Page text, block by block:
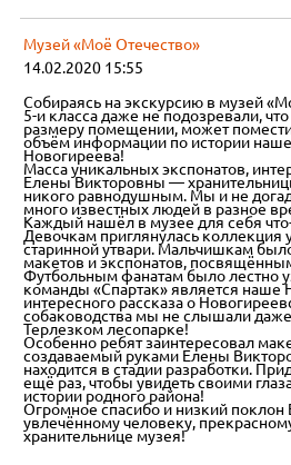
Музей «Моё Отечество»
14.02.2020 15:55
Собираясь на экскурсию в музей
5-и класса даже не подозревали,
размеру помещении, может
объём информации по истории
Новогиреева!
Масса уникальных экспонатов,
Елены Викторовны —
никого равнодушным. Мы и не
много известных людей в разное
Каждый нашёл в музее для себя
Девочкам приглянулась коллекция
старинной утвари. Мальчишкам
макетов и экспонатов,
Футбольным фанатам было лестно
команды «Спартак» является наше
интересного рассказа о
собаководства мы не слышали даже
Терлезком лесопарке!
Особенно ребят заинтересовал
создаваемый руками Елены
находится в стадии разработки.
ещё раз, чтобы увидеть своими
истории родного района!
Огромное спасибо и низкий
увлечённому человеку,
хранительнице музея!